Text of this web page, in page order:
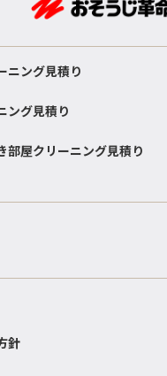
ニング見積り
ング見積り
部屋クリーニング見積り
針